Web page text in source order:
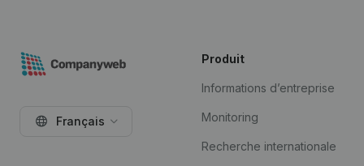
Français
Produit
Informations d’entreprise
Monitoring
Recherche internationale